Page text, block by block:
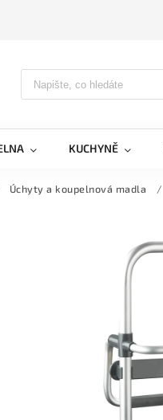
KUCHYNĚ
Úchyty a koupelnová madla /